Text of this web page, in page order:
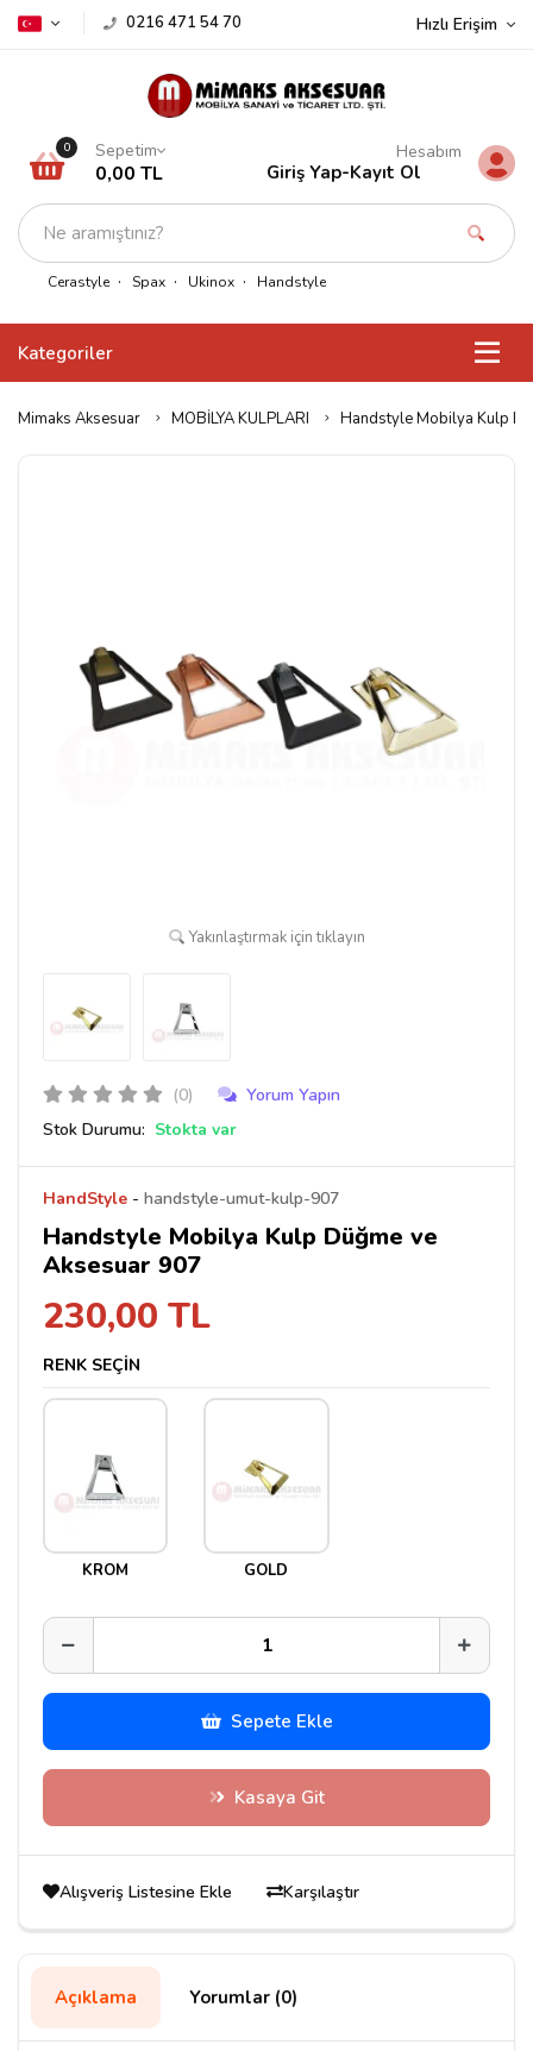
0216 471 54 70 Hızlı Erişim
Cerastyle Spax Ukinox Handstyle
0 Sepetim
0,00 TL
Hesabım
Giriş Yap-Kayıt Ol
Kategoriler
Mimaks Aksesuar MOBİLYA KULPLARI Handstyle Mobilya Kulp
Yakınlaştırmak için tıklayın
(0)
Yorum Yapın
Stok Durumu: Stokta var
HandStyle - handstyle-umut-kulp-907
Handstyle Mobilya Kulp Düğme ve
Aksesuar 907
230,00 TL
RENK SEÇİN
KROM GOLD
Sepete Ekle
Kasaya Git
Alışveriş Listesine Ekle Karşılaştır
Açıklama Yorumlar (0)